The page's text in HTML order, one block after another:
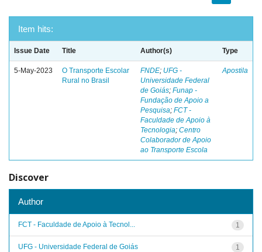
Item hits:
Issue Date Title Author(s) Type
5-May-2023
O Transporte Escolar
Rural no Brasil
FNDE; UFG -
Universidade Federal
de Goiás; Funap -
Fundação de Apoio a
Pesquisa; FCT -
Faculdade de Apoio à
Tecnologia; Centro
Colaborador de Apoio
ao Transporte Escola
Apostila
Discover
Author
1
FCT - Faculdade de Apoio à Tecnol...
1
UFG - Universidade Federal de Goiás